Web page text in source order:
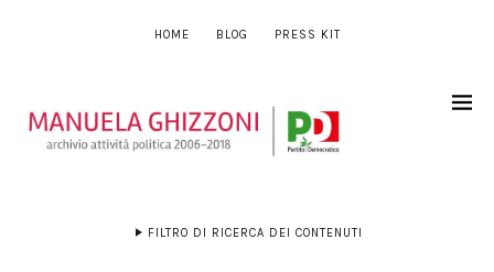
HOME BLOG PRESS KIT
FILTRO DI RICERCA DEI CONTENUTI